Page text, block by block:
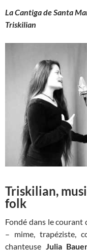
La Cantiga de Santa
Triskilian
Triskilian,
folk
Fondé dans le courant
– mime, trapéziste,
chanteuse Julia